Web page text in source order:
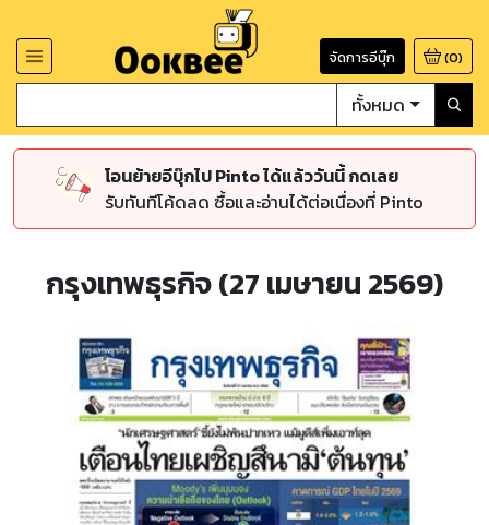
จัดการอีบุ๊ก (0)
ทั้งหมด
โอนย้ายอีบุ๊กไป Pinto ได้แล้ววันนี้ กดเลย
รับทันทีโค้ดลด ซื้อและอ่านได้ต่อเนื่องที่ Pinto
กรุงเทพธุรกิจ (27 เมษายน 2569)